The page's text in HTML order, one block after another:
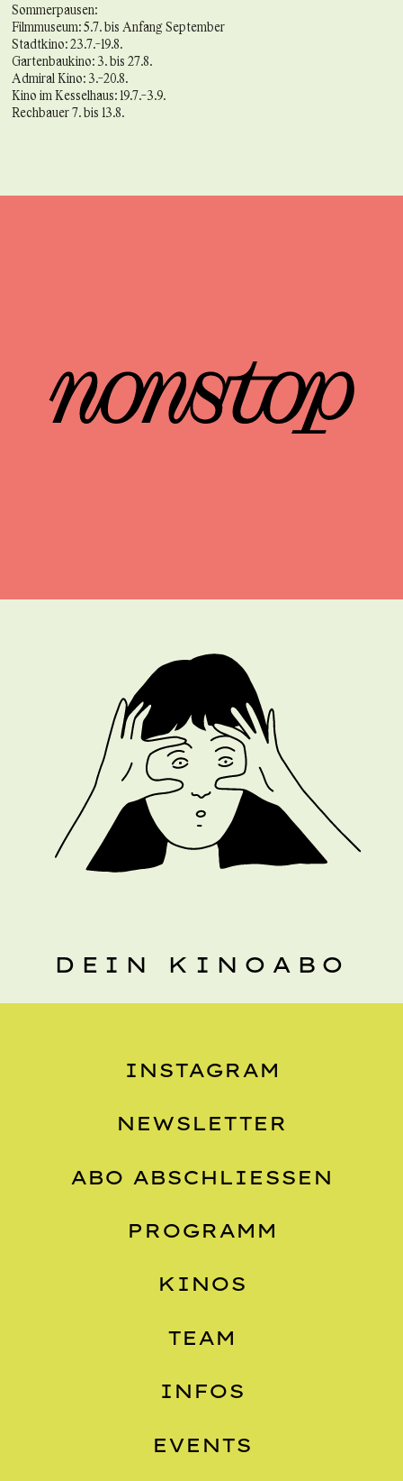
Sommerpausen:
Filmmuseum: 5.7. bis Anfang September
Stadtkino: 23.7.-19.8.
Gartenbaukino: 3. bis 27.8.
Admiral Kino: 3.-20.8.
Kino im Kesselhaus: 19.7.-3.9.
Rechbauer 7. bis 13.8.
DEIN KINOABO
INSTAGRAM
NEWSLETTER
ABO ABSCHLIESSEN
PROGRAMM
KINOS
TEAM
INFOS
EVENTS